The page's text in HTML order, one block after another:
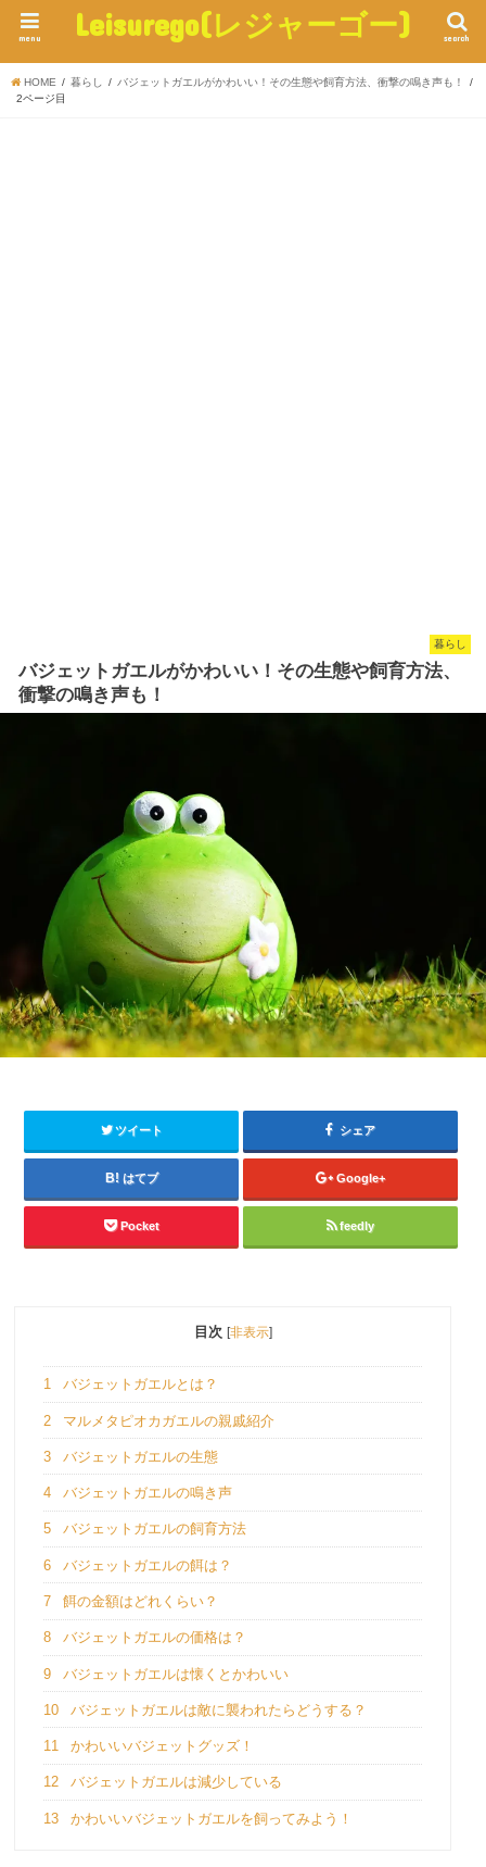
Leisurego(レジャーゴー) search
menu
HOME 暮らし
バジェットガエルがかわいい！その生態や飼育方法、衝撃の鳴き声も！
2ページ目
暮らし
バジェットガエルがかわいい！その生態や飼育方法、
衝撃の鳴き声も！
ツイート シェア
はてブ Google+
Pocket feedly
目次 [非表示]
1 バジェットガエルとは？
2 マルメタピオカガエルの親戚紹介
3 バジェットガエルの生態
4 バジェットガエルの鳴き声
5 バジェットガエルの飼育方法
6 バジェットガエルの餌は？
7 餌の金額はどれくらい？
8 バジェットガエルの価格は？
9 バジェットガエルは懐くとかわいい
10 バジェットガエルは敵に襲われたらどうする？
11 かわいいバジェットグッズ！
12 バジェットガエルは減少している
13 かわいいバジェットガエルを飼ってみよう！